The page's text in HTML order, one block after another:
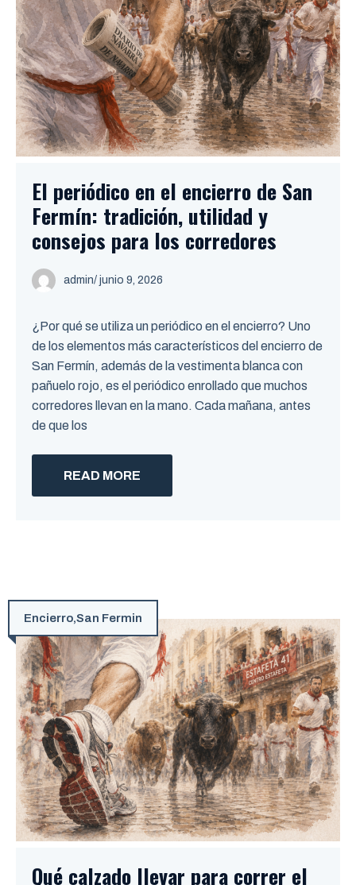
El periódico en el encierro de San
Fermín: tradición, utilidad y
consejos para los corredores
admin/ junio 9, 2026
¿Por qué se utiliza un periódico en el encierro? Uno
de los elementos más característicos del encierro de
San Fermín, además de la vestimenta blanca con
pañuelo rojo, es el periódico enrollado que muchos
corredores llevan en la mano. Cada mañana, antes
de que los
READ MORE
Encierro,San Fermin
Qué calzado llevar para correr el